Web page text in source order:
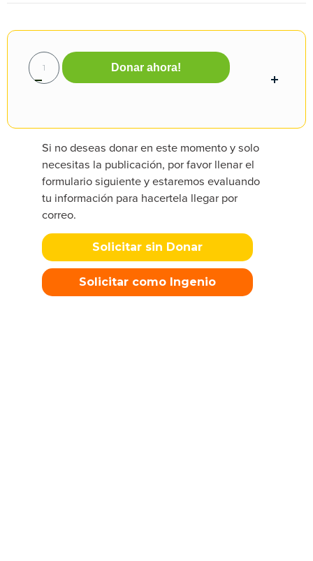
Donar ahora!
Si no deseas donar en este momento y solo
necesitas la publicación, por favor llenar el
formulario siguiente y estaremos evaluando
tu información para hacertela llegar por
correo.
Solicitar sin Donar
Solicitar como Ingenio